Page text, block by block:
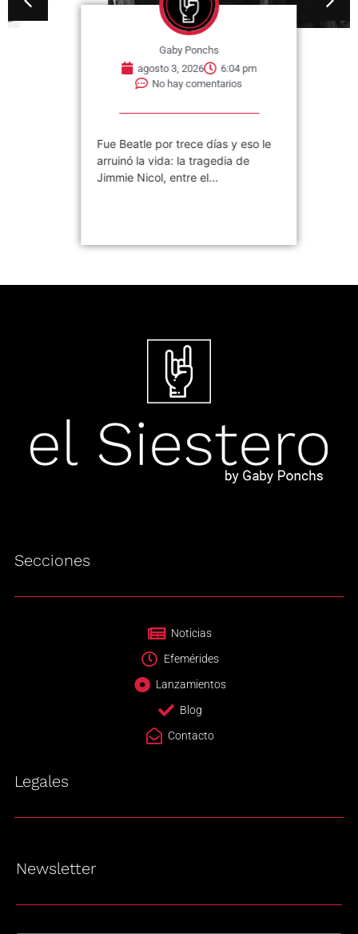
Gaby Ponchs
agosto 3, 2026
6:04 pm
No hay comentarios
Fue Beatle por trece días y eso le
arruinó la vida: la tragedia de
Jimmie Nicol, entre el...
Secciones
Noticias
Efemérides
Lanzamientos
Blog
Contacto
Legales
Newsletter